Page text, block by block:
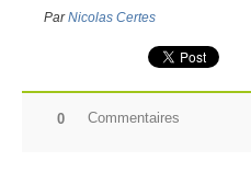
ParNicolas Certes
0 Commentaires